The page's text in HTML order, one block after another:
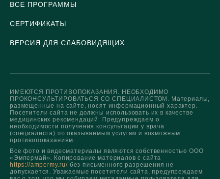
ВСЕ ПРОГРАММЫ
СЕРТИФИКАТЫ
ВЕРСИЯ ДЛЯ СЛАБОВИДЯЩИХ
ИМЕЮТСЯ ПРОТИВОПОКАЗАНИЯ. НЕОБХОДИМО
ПРОКОНСУЛЬТИРОВАТЬСЯ СО СПЕЦИАЛИСТОМ. Материалы,
размещенные на сайте, носят информационный характер.
Посетители сайта не должны использовать их в качестве
медицинских рекомендаций. Предупреждаем о
необходимости получения консультации у врача
(специалиста) по оказываемым услугам и возможным
противопоказаниям.
Все фото и видеоматериалы являются собственностью ООО
«Эмпермай». Копирование материалов с сайта
https://ampermy.ru/без письменного разрешения не
допускается. Уважаемые посетители сайта, предупреждаем